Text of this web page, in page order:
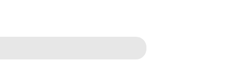
с прикреплением